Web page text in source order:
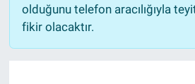
olduğunu telefon aracılığıyla
fikir olacaktır.
TEKNOLOJİ